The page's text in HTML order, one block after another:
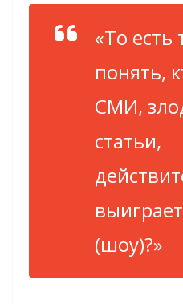
«То есть
понять,
СМИ,
статьи,
(шоу)?»